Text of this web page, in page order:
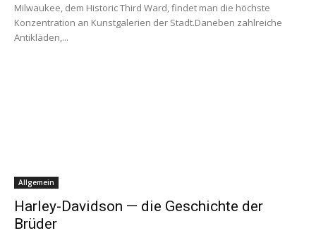
Milwaukee, dem Historic Third Ward, findet man die höchste
Konzentration an Kunstgalerien der Stadt.Daneben zahlreiche
Antikläden,...
Allgemein
Harley-Davidson — die Geschichte der
Brüder